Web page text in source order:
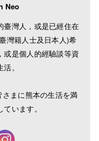
Neo
臺灣人，或是已經住在
灣籍人士及日本人)希
或是個人的經驗談等資
。
まに熊本の生活を満
います。